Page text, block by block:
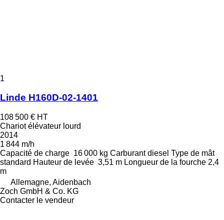
1
Linde H160D-02-1401
108 500 € HT
Chariot élévateur lourd
2014
1 844 m/h
Capacité de charge 16 000 kg Carburant diesel Type de mât
standard Hauteur de levée 3,51 m Longueur de la fourche 2,4
m
Allemagne, Aidenbach
Zoch GmbH & Co. KG
Contacter le vendeur